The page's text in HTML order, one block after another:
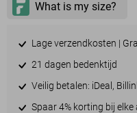
Lage verzendkosten |
21 dagen bedenktijd
Veilig betalen: iDeal,
Spaar 4% korting bij elke